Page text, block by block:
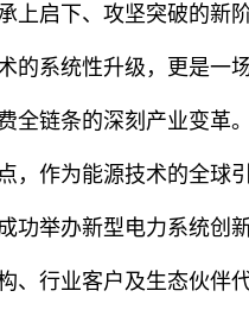
上启下、攻坚突破的新
的系统性升级，更是一
全链条的深刻产业变革。
，作为能源技术的全球
功举办新型电力系统创
、行业客户及生态伙伴